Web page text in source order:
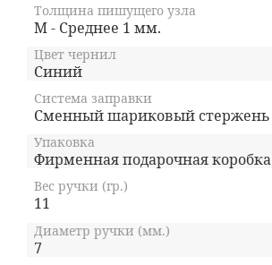
Толщина пишущего узла
M - Среднее 1 мм.
Цвет чернил
Синий
Система заправки
Сменный шариковый стержень
Упаковка
Фирменная подарочная коробка
Вес ручки (гр.)
11
Диаметр ручки (мм.)
7